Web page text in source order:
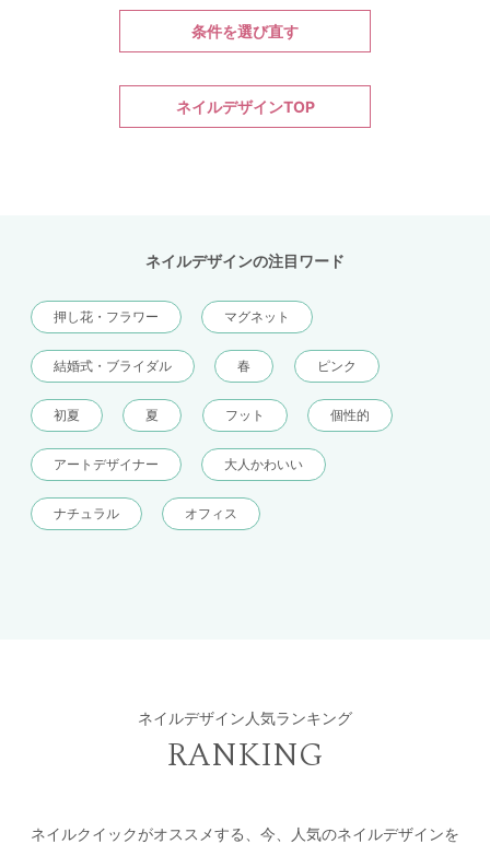
条件を選び直す
ネイルデザインTOP
ネイルデザインの注目ワード
押し花・フラワー マグネット
結婚式・ブライダル 春 ピンク
初夏 夏 フット 個性的
アートデザイナー 大人かわいい
ナチュラル オフィス
ネイルデザイン人気ランキング
RANKING
ネイルクイックがオススメする、今、人気のネイルデザインを